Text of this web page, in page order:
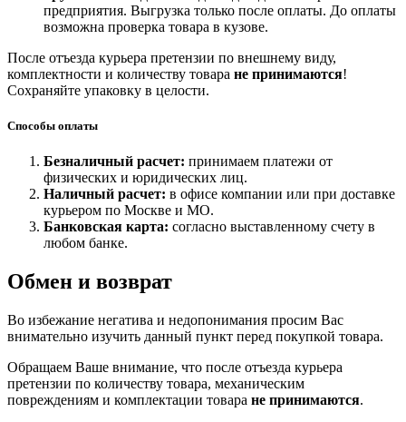
предприятия. Выгрузка только после оплаты. До оплаты
возможна проверка товара в кузове.
После отъезда курьера претензии по внешнему виду,
комплектности и количеству товара не принимаются!
Сохраняйте упаковку в целости.
Способы оплаты
Безналичный расчет: принимаем платежи от
физических и юридических лиц.
Наличный расчет: в офисе компании или при доставке
курьером по Москве и МО.
Банковская карта: согласно выставленному счету в
любом банке.
Обмен и возврат
Во избежание негатива и недопонимания просим Вас
внимательно изучить данный пункт перед покупкой товара.
Обращаем Ваше внимание, что после отъезда курьера
претензии по количеству товара, механическим
повреждениям и комплектации товара не принимаются.